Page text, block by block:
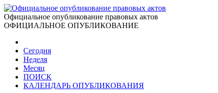
Официальное опубликование правовых актов
ОФИЦИАЛЬНОЕ ОПУБЛИКОВАНИЕ
Сегодня
Неделя
Месяц
ПОИСК
КАЛЕНДАРЬ ОПУБЛИКОВАНИЯ